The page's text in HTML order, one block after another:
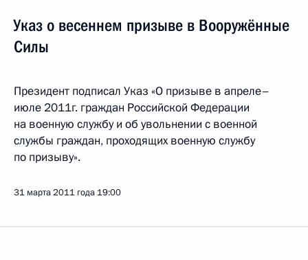
Указ о весеннем призыве в Вооружённые
Силы
Президент подписал Указ «О призыве в апреле–
июле 2011г. граждан Российской Федерации
на военную службу и об увольнении с военной
службы граждан, проходящих военную службу
по призыву».
31 марта 2011 года 19:00